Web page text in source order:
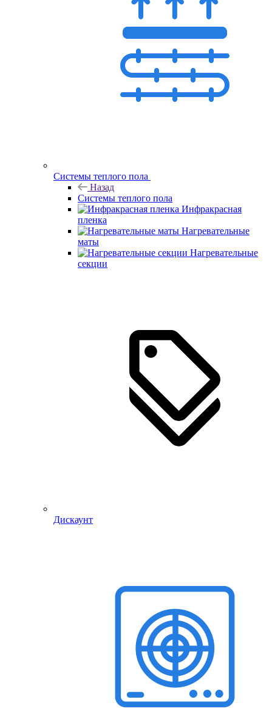
Системы теплого пола
Назад
Системы теплого пола
Инфракрасная
пленка
Нагревательные
маты
Нагревательные
секции
Дискаунт